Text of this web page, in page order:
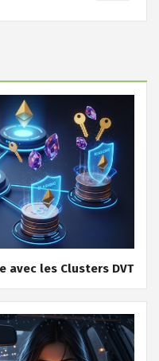
avec les Clusters DVT